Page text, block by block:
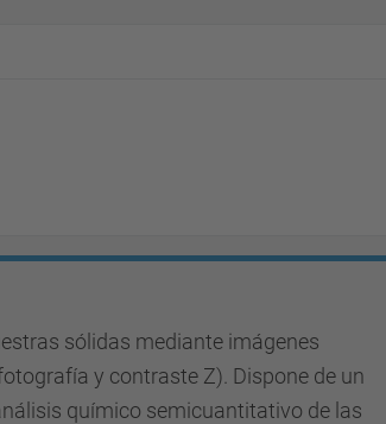
sólidas mediante imágenes
y contraste Z). Dispone de un
químico semicuantitativo de las